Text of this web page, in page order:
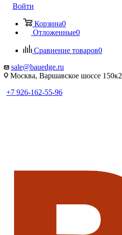
Войти
Корзина0
Отложенные0
Сравнение товаров0
sale@bauedge.ru
Москва, Варшавское шоссе 150к2
+7 926-162-55-96